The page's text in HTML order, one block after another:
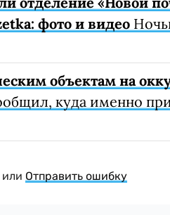
фото и видео
объектам на
куда именно
Отправить ошибку